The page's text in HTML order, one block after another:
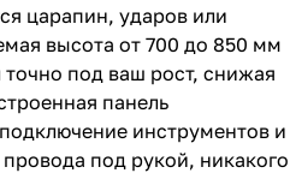
царапин, ударов или
высота от 700 до 850 мм
точно под ваш рост, снижая
панель
инструментов и
под рукой, никакого